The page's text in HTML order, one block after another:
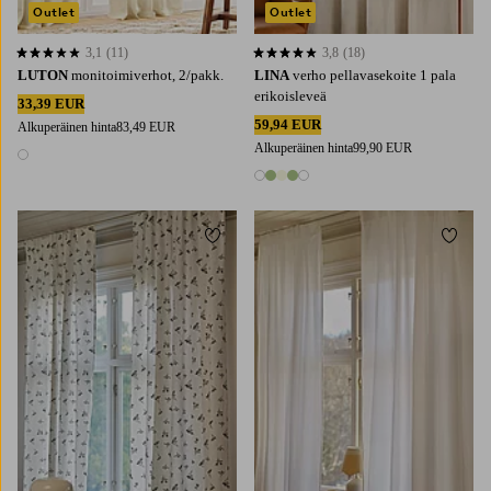
LUTON monitoimiverhot, 2/pakk.
33,39 EUR
Alkuperäinen hinta83,49 EUR
1 väri
3,1 perustuen 11 arvosanaan
3,1 (11)
Outlet
LINA verho pellavasekoite 1 pala
erikoisleveä
59,94 EUR
Alkuperäinen hinta99,90 EUR
5 värejä
3,8 perustuen 18 arvosanaan
3,8 (18)
Outlet
Lisää suosikkeihin
220250300
Lisää